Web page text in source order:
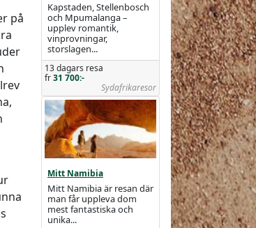
på
Kapstaden, Stellenbosch
och Mpumalanga –
upplev romantik,
vinprovningar,
storslagen...
13 dagars resa
fr31 700:-
Sydafrikaresor
Mitt Namibia
Mitt Namibia är resan där
man får uppleva dom
mest fantastiska och
unika...